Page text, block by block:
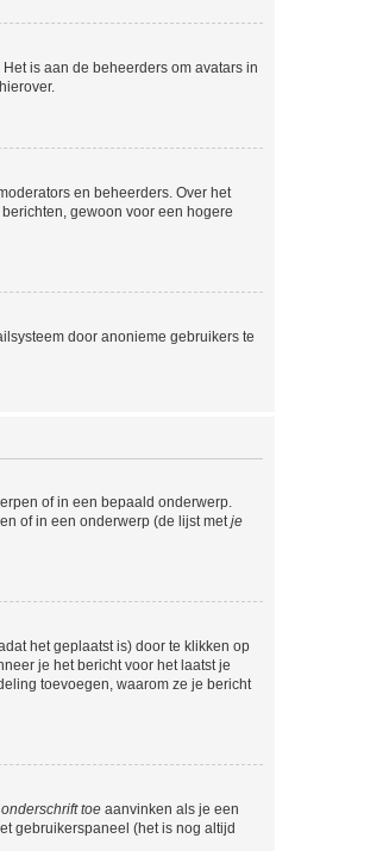
is aan de beheerders om avatars in
en beheerders. Over het
gewoon voor een hogere
door anonieme gebruikers te
of in een bepaald onderwerp.
of in een onderwerp (de lijst met je
het geplaatst is) door te klikken op
je het bericht voor het laatst je
toevoegen, waarom ze je bericht
toe aanvinken als je een
gebruikerspaneel (het is nog altijd